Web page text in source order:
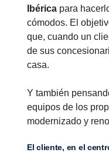
Ibérica para
cómodos. El
que, cuando un
de sus
casa.
Y también
equipos de los
modernizado y
El cliente, en el